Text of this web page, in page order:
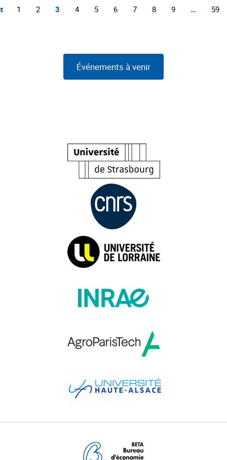
1 2 3 4 5 6 7 8 9 … 59
Événements à venir